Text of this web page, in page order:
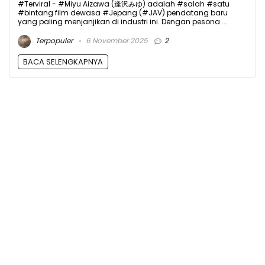
#Terviral - #Miyu Aizawa (逢沢みゆ) adalah #salah #satu
#bintang film dewasa #Jepang (#JAV) pendatang baru
yang paling menjanjikan di industri ini. Dengan pesona ...
Terpopuler
6 November 2025 2
BACA SELENGKAPNYA